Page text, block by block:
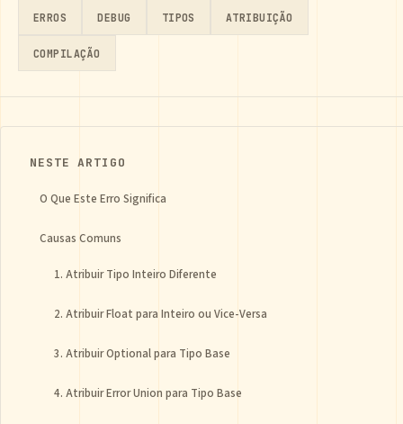
ERROS DEBUG TIPOS ATRIBUIÇÃO
COMPILAÇÃO
NESTE ARTIGO
O Que Este Erro Significa
Causas Comuns
1. Atribuir Tipo Inteiro Diferente
2. Atribuir Float para Inteiro ou Vice-Versa
3. Atribuir Optional para Tipo Base
4. Atribuir Error Union para Tipo Base